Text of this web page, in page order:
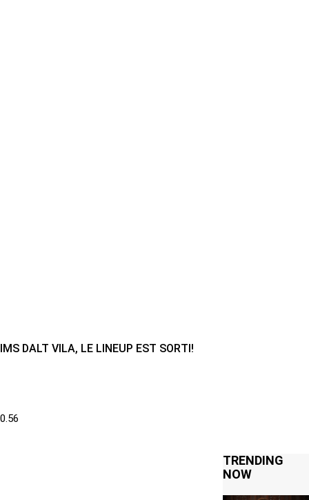
IMS DALT VILA, LE LINEUP EST SORTI!
TRENDING
NOW